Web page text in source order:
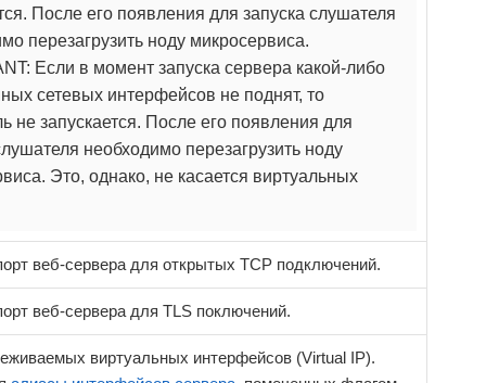
После его появления для запуска слушателя
перезагрузить ноду микросервиса.
Если в момент запуска сервера какой-либо
сетевых интерфейсов не поднят, то
не запускается. После его появления для
необходимо перезагрузить ноду
Это, однако, не касается виртуальных
веб-сервера для открытых TCP подключений.
веб-сервера для TLS поключений.
виртуальных интерфейсов (Virtual IP).